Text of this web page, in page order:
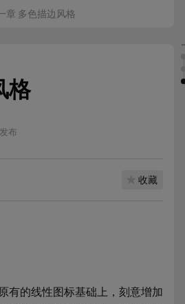
章 多色描边风格
格
布
收藏
有的线性图标基础上，刻意增加